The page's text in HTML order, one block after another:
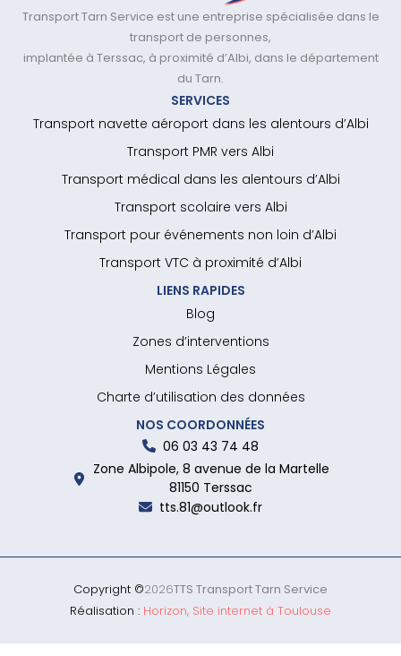
Transport Tarn Service est une entreprise spécialisée dans le
transport de personnes,
implantée à Terssac, à proximité d’Albi, dans le département
du Tarn.
SERVICES
Transport navette aéroport dans les alentours d’Albi
Transport PMR vers Albi
Transport médical dans les alentours d’Albi
Transport scolaire vers Albi
Transport pour événements non loin d’Albi
Transport VTC à proximité d’Albi
LIENS RAPIDES
Blog
Zones d’interventions
Mentions Légales
Charte d’utilisation des données
NOS COORDONNÉES
06 03 43 74 48
Zone Albipole, 8 avenue de la Martelle
81150 Terssac
tts.81@outlook.fr
Copyright ©2026TTS Transport Tarn Service
Réalisation : Horizon, Site internet à Toulouse